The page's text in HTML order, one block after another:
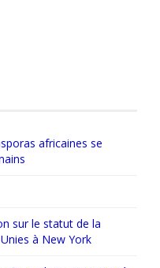
africaines se
sur le statut de la
à New York